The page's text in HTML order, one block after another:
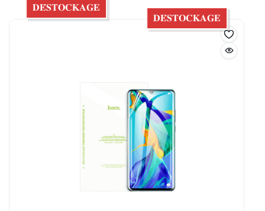
𝐃𝐄́𝐒𝐓𝐎𝐂𝐊𝐀𝐆𝐄
𝐃𝐄́𝐒𝐓𝐎𝐂𝐊𝐀𝐆𝐄